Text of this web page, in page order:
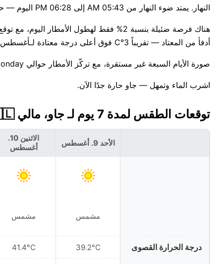
النهار. يمتد ضوء النهار من 05:43 AM إلى 06:28 PM اليوم — حوالي 12س 45د.
أدفأ من المعتاد — تقريباً 3°C فوق أعلى درجة معتادة لـأغسطس وهي 37°C.
صورة الأيام السبعة غير مستقرة، مع تركّز الأمطار حوالي Monday. للمعلومية، أعلى درجة حرارة قياسية لهذا التاريخ في جاو هي 44°C.
اشرب الماء وتمهل — جاو حارة جدًا الآن.
توقعات الطقس لمدة 7 يوم لـ جاو، مالي 🇲🇱
درجة الحرارة القصوى
الأحد 9. أغسطس
مشمس
39.2°C
الاثنين 10.
أغسطس
مشمس
41.4°C